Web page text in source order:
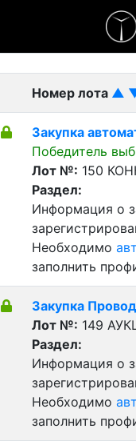
-
Номер лота ▲
Закупка
Победитель
Лот №: 150
Раздел:
Информация о
Необходимо
заполнить
Закупка
Лот №: 149
Раздел:
Информация о
Необходимо
заполнить